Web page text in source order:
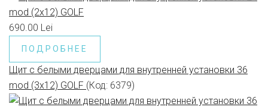
690.00 Lei
ПОДРОБНЕЕ
Щит с белыми дверцами для внутренней установки 36
mod (3x12) GOLF (Код: 6379)